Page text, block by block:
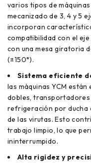
varios tipos de
mecanizado de 3, 4 y 5
incorporan
compatibilidad con el eje
con una mesa giratoria
(±150°).
Sistema eficiente
las máquinas YCM
dobles, transportadores
refrigeración por ducha
de las virutas. Esto
trabajo limpio, lo que
ininterrumpido.
Alta rigidez y